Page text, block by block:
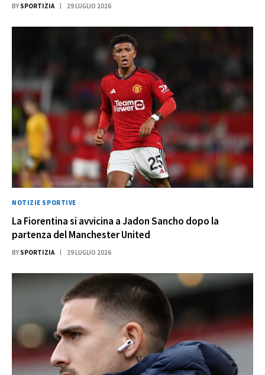
BY SPORTIZIA 29 LUGLIO 2026
NOTIZIE SPORTIVE
La Fiorentina si avvicina a Jadon Sancho dopo la
partenza del Manchester United
BY SPORTIZIA 29 LUGLIO 2026